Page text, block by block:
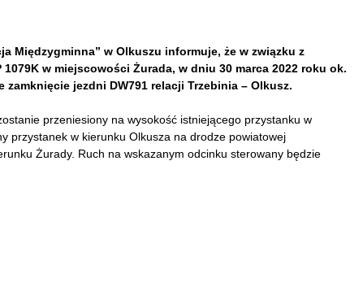
Międzygminna” w Olkuszu informuje, że w związku z
1079K w miejscowości Żurada, w dniu 30 marca 2022 roku ok.
jezdni DW791 relacji Trzebinia – Olkusz.
przeniesiony na wysokość istniejącego przystanku w
przystanek w kierunku Olkusza na drodze powiatowej
Żurady. Ruch na wskazanym odcinku sterowany będzie